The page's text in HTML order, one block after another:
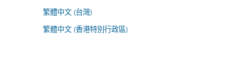
繁體中文 (台灣)
繁體中文 (香港特別行政區)